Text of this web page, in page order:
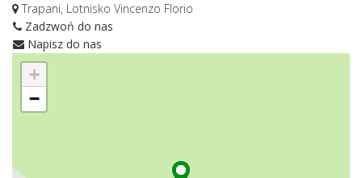
Trapani, Lotnisko Vincenzo Florio
Zadzwoń do nas
Napisz do nas
+
−